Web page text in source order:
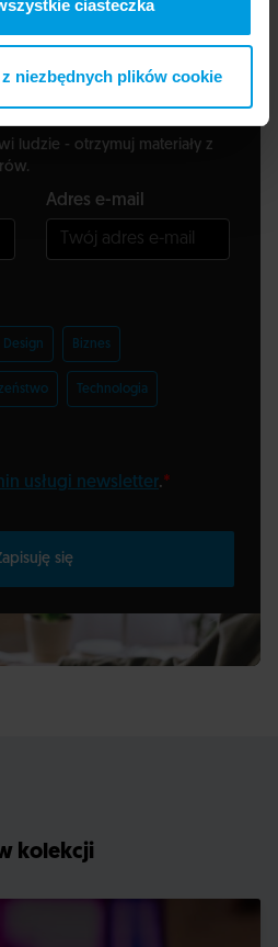
ciasteczka
niezbędnych plików cookie
ludzie - otrzymuj materiały z
Adres e-mail
Design Biznes
Technologia
usługi newsletter.*
się
kolekcji